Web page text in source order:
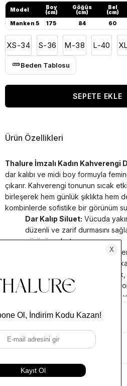
Model
Boy
(cm)
Göğüs
(cm)
Bel
(cm)
Manken 5
175 84 60
XS-34 S-36 M-38 L-40
Beden Tablosu
Ürün Özellikleri
Thalure İmzalı Kadın Kahverengi
dar kalıbı ve midi boy formuyla
çıkarır. Kahverengi tonunun sıcak
birleşerek hem günlük şıklıkta hem
kombinlerde sofistike bir görünüm
Dar Kalıp Siluet: Vücuda
düzenli ve zarif durmasını
görünüm oluşturur.
%100
romantik ve dikkat çekici bir
Midi
hem de dengeli bir
Fermuarlı
Astarsız Hafif Yapı:Astarsız
ve doğal bir kullanım hissi
Kahverengi tonun zarif etkisiyle,
sunar.
Kumaş İçeriği: Ana kumaş %56 Viskon,
Yorumlar(0)
Ödeme Seçenekleri
Kargo & Teslimat